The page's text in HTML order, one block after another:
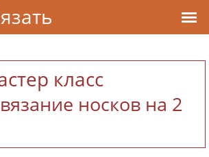
класс
носков на 2